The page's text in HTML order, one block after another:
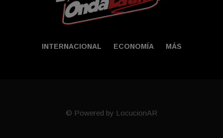
INTERNACIONAL ECONOMÍA MÁS
© Powered by LocucionAR